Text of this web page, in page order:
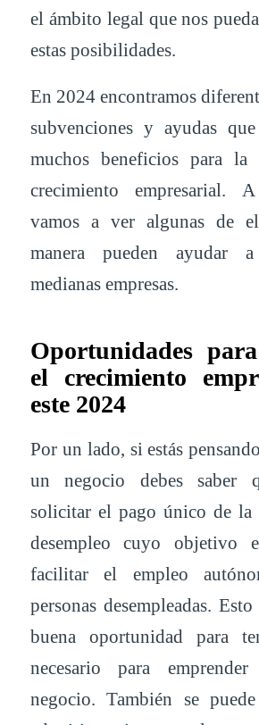
el ámbito legal que nos
estas posibilidades.
En 2024 encontramos
subvenciones y ayudas
muchos beneficios para la
crecimiento empresarial.
vamos a ver algunas de
manera pueden ayudar
medianas empresas.
Oportunidades
el crecimiento
este 2024
Por un lado, si estás
un negocio debes saber
solicitar el pago único de la
desempleo cuyo objetivo
facilitar el empleo
personas desempleadas.
buena oportunidad para
necesario para
negocio. También se